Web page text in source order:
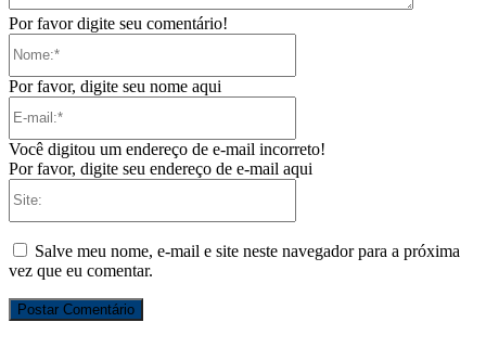
Por favor digite seu comentário!
Por favor, digite seu nome aqui
Você digitou um endereço de e-mail incorreto!
Por favor, digite seu endereço de e-mail aqui
Salve meu nome, e-mail e site neste navegador para a próxima
vez que eu comentar.